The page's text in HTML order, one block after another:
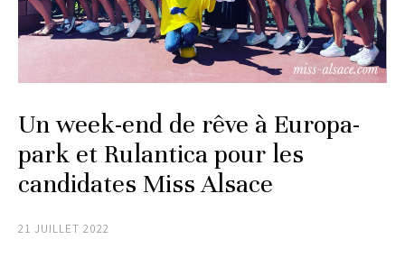
Un week-end de rêve à Europa-
park et Rulantica pour les
candidates Miss Alsace
21 JUILLET 2022